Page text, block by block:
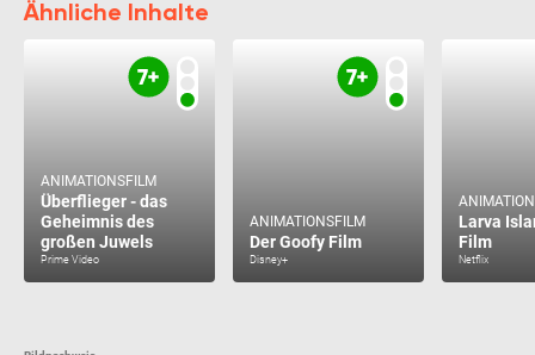
Ähnliche Inhalte
ANIMATIONSFILM
Überflieger - das
Geheimnis des
großen Juwels
Prime Video
ANIMATIONSFILM
Der Goofy Film
Disney+
Larva
Film
Netflix